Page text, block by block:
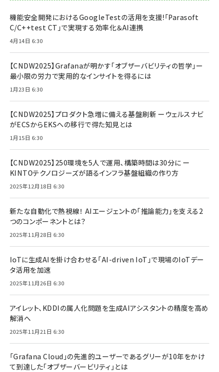
機能安全開発におけるGoogleTestの活用を支援!「Parasoft
C/C++test CT」で実現する効率化＆AI連携
4月14日 6:30
【CNDW2025】Grafanaが明かす「オブザーバビリティの哲学」ー
最小限の労力で実用的なインサイトを得るには
1月23日 6:30
【CNDW2025】プロダクト急増に備える基盤刷新 ーウェルスナビ
がECSからEKSへの移行で得た知見とは
1月15日 6:30
【CNDW2025】250環境を5人で運用、構築時間は30分に ー
KINTOテクノロジーズが語るインフラ基盤組織の作り方
2025年12月18日 6:30
新たな自動化で熱視線！ AIエージェントの「推論能力」を支える2
つのコンポーネントとは？
2025年11月28日 6:30
IoTに生成AIを掛け合わせる「AI-driven IoT」で現場のIoTデー
タ活用を加速
2025年11月26日 6:30
アイレット、KDDIの属人化問題を生成AIアシスタントの精度を高め
解消へ
2025年11月21日 6:30
「Grafana Cloud」の先進的ユーザーであるグリーが10年をかけ
て到達した「オブザーバービリティ」とは